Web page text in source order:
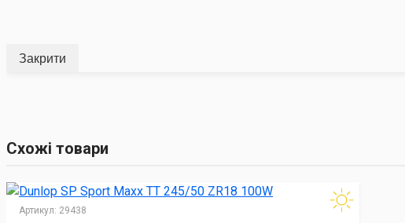
Закрити
Схожі товари
Артикул: 29438